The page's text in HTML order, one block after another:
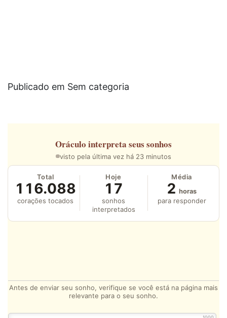
Publicado em Sem categoria
Oráculo interpreta seus sonhos
visto pela última vez há 23 minutos
Total
116.088
corações tocados
Hoje
17
sonhos
interpretados
Média
2 horas
para responder
Antes de enviar seu sonho, verifique se você está na página mais
relevante para o seu sonho.